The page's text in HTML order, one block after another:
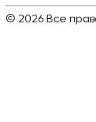
© 2026 Все